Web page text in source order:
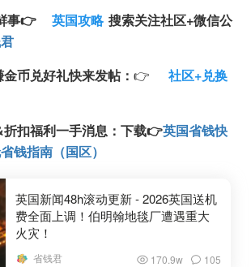
事👉 英国攻略 搜索关注社区+微信公
币兑好礼快来发帖： 👉
社区+兑换
扣福利一手消息： 下载👉英国省钱快
钱指南（国区）
英国新闻48h滚动更新 - 2026英国送机
费全面上调！伯明翰地毯厂遭遇重大
火灾！
省钱君 170.9w 105